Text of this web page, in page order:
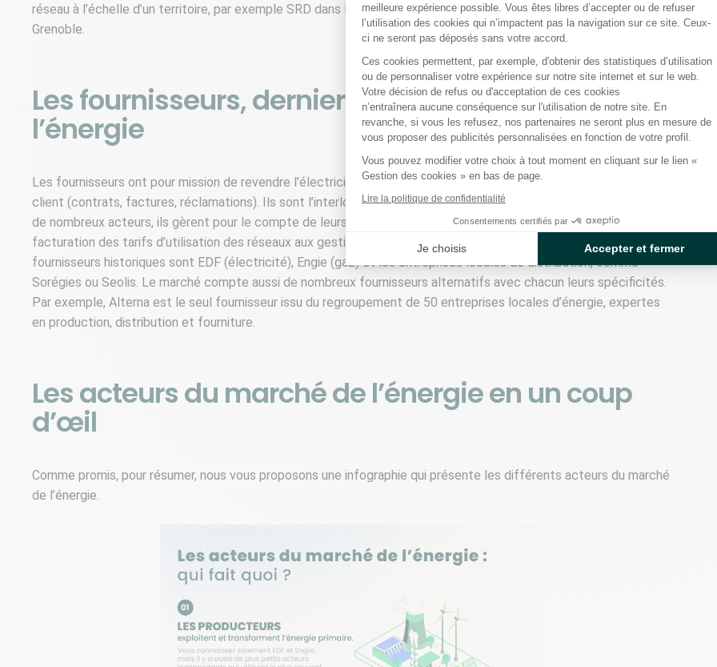
réseau à l’échelle d’un territoire, par exemple SRD dans la Vienne, Gérédis dans les Deux-Sèvres ou encore GEG à
Grenoble.
Les fournisseurs, dernier acteur du marché de
l’énergie
Les fournisseurs ont pour mission de revendre l’électricité aux consommateurs finaux et d’assurer la relation
client (contrats, factures, réclamations). Ils sont l’interlocuteur unique des clients résidentiels. A l’interface avec
de nombreux acteurs, ils gèrent pour le compte de leurs clients un ensemble d’obligations, par exemple la
facturation des tarifs d’utilisation des réseaux aux gestionnaires de réseaux ou l’application d’aides de l’État. Les
fournisseurs historiques sont EDF (électricité), Engie (gaz) et les entreprises locales de distribution, comme
Sorégies ou Seolis. Le marché compte aussi de nombreux fournisseurs alternatifs avec chacun leurs spécificités.
Par exemple, Alterna est le seul fournisseur issu du regroupement de 50 entreprises locales d’énergie, expertes
en production, distribution et fourniture.
Les acteurs du marché de l’énergie en un coup
d’œil
Comme promis, pour résumer, nous vous proposons une infographie qui présente les différents acteurs du marché
de l’énergie.
meilleure expérience possible. Vous êtes libres d’accepter ou de refuser
l’utilisation des cookies qui n’impactent pas la navigation sur ce site. Ceux-
ci ne seront pas déposés sans votre accord.
Ces cookies permettent, par exemple, d'obtenir des statistiques d’utilisation
ou de personnaliser votre expérience sur notre site internet et sur le web.
Votre décision de refus ou d'acceptation de ces cookies
n’entraînera aucune conséquence sur l'utilisation de notre site. En
revanche, si vous les refusez, nos partenaires ne seront plus en mesure de
vous proposer des publicités personnalisées en fonction de votre profil.
Vous pouvez modifier votre choix à tout moment en cliquant sur le lien «
Gestion des cookies » en bas de page.
Lire la politique de confidentialité
Consentements certifiés par
Je choisis Accepter et fermer
Axeptio consent